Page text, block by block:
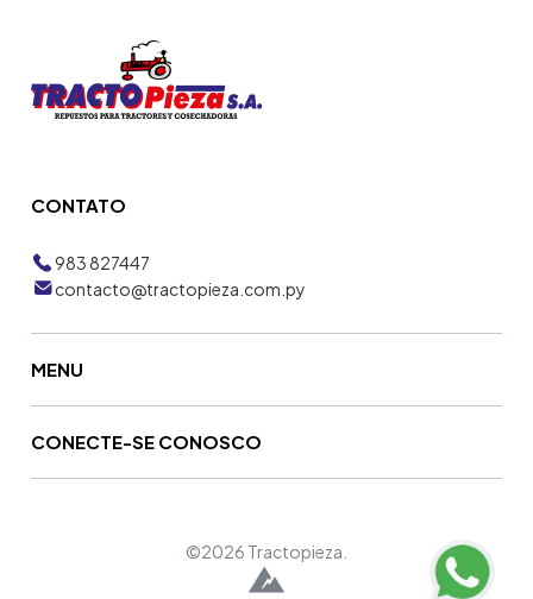
CONTATO
983 827447
contacto@tractopieza.com.py
MENU
CONECTE-SE CONOSCO
©2026 Tractopieza.